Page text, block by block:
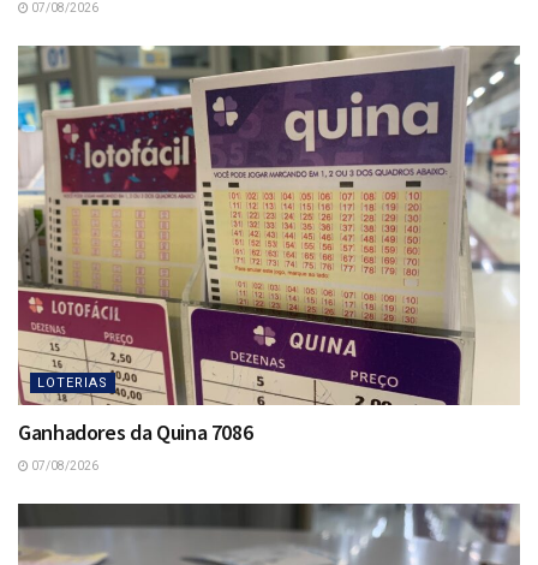
07/08/2026
LOTERIAS
Ganhadores da Quina 7086
07/08/2026